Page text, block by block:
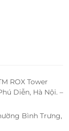
ROX Tower
Diễn, Hà Nội. –
Bình Trưng,